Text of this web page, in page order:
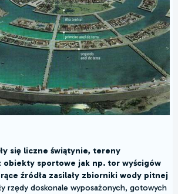
się liczne świątynie, tereny
obiekty sportowe jak np. tor wyścigów
źródła zasilały zbiorniki wody pitnej
rzędy doskonale wyposażonych, gotowych